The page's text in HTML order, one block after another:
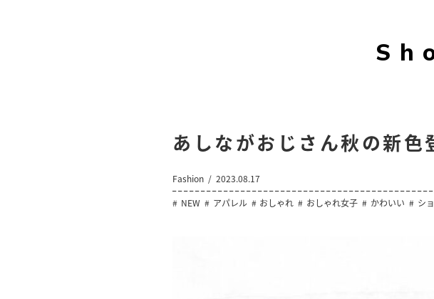
あしながおじさん秋の新色
Fashion
2023.08.17
NEW
アパレル おしゃれ おしゃれ女子 かわいい シ